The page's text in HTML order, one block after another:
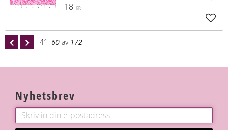
18 KR
41–60 av 172
Nyhetsbrev